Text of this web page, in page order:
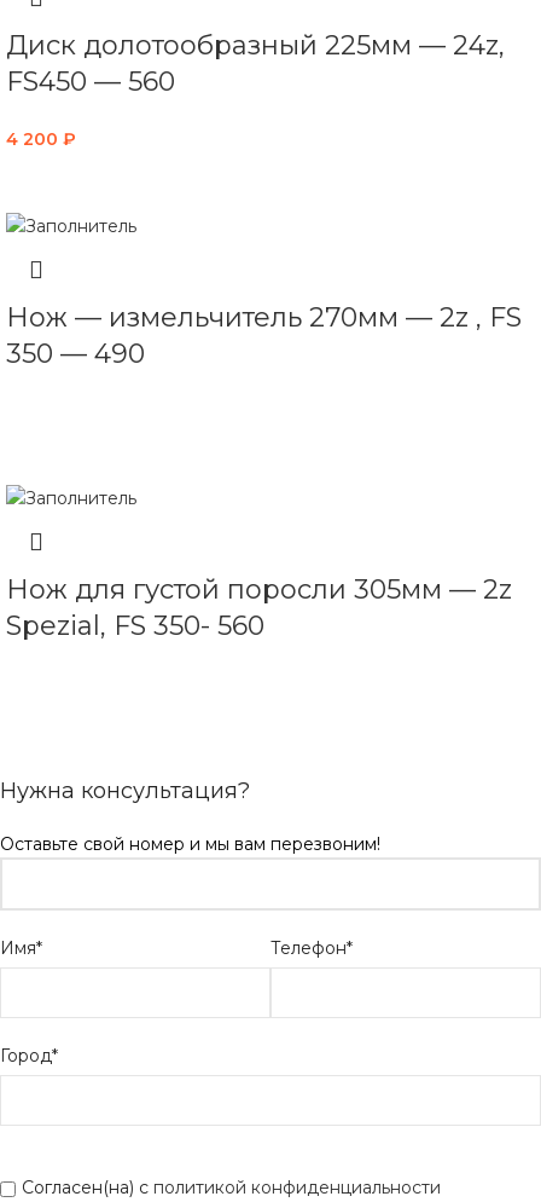
Диск долотообразный 225мм — 24z,
FS450 — 560
4 200 ₽
Нож — измельчитель 270мм — 2z , FS
350 — 490
Нож для густой поросли 305мм — 2z
Spezial, FS 350- 560
Нужна консультация?
Оставьте свой номер и мы вам перезвоним!
Имя* Телефон*
Город*
Согласен(на) с политикой конфиденциальности